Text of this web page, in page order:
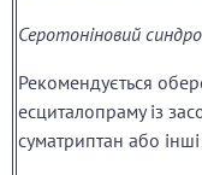
Серотоніновий
Рекомендується
есциталопраму із
суматриптан або